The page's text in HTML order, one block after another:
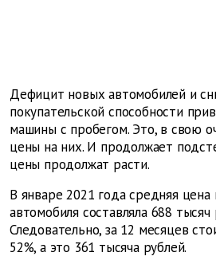
Дефицит новых автомобилей и
покупательской способности
машины с пробегом. Это, в свою
цены на них. И продолжает
цены продолжат расти.
В январе 2021 года средняя цена
автомобиля составляла 688 тысяч
Следовательно, за 12 месяцев
52%, а это 361 тысяча рублей.